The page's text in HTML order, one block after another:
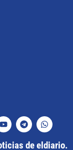
de eldiario.